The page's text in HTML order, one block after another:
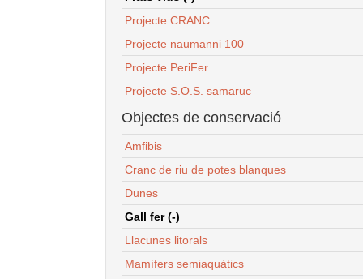
Projecte CRANC
Projecte naumanni 100
Projecte PeriFer
Projecte S.O.S. samaruc
Objectes de conservació
Amfibis
Cranc de riu de potes blanques
Dunes
Gall fer (-)
Llacunes litorals
Mamífers semiaquàtics